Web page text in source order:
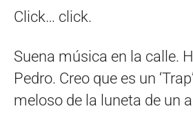
Click… click.
Suena música en la calle.
Pedro. Creo que es un
meloso de la luneta de un